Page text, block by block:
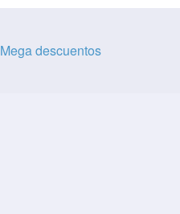
Mega descuentos